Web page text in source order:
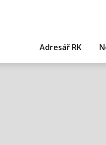
Adresář RK